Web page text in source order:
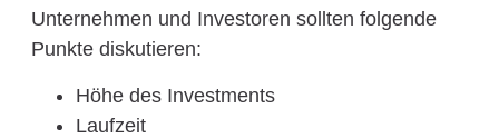
Unternehmen und Investoren sollten folgende
Punkte diskutieren:
Höhe des Investments
Laufzeit